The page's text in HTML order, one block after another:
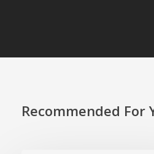
Recommended For